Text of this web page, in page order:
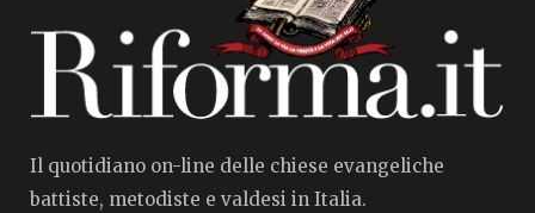
Il quotidiano on-line delle chiese evangeliche
battiste, metodiste e valdesi in Italia.